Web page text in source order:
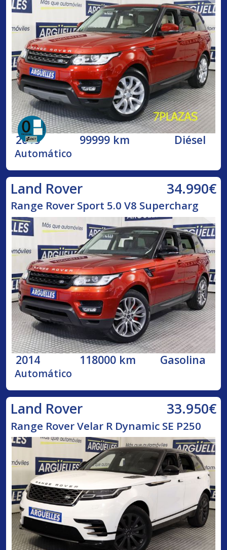
2015 99999 km Diésel
Automático
Land Rover 34.990€
Range Rover Sport 5.0 V8 Supercharg
2014 118000 km Gasolina
Automático
Land Rover 33.950€
Range Rover Velar R Dynamic SE P250